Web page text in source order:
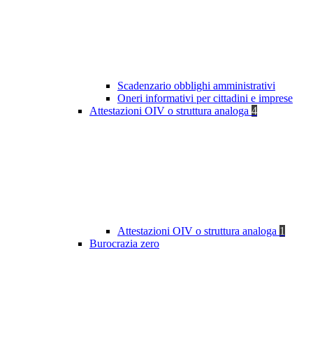
Scadenzario obblighi amministrativi
Oneri informativi per cittadini e imprese
Attestazioni OIV o struttura analoga 4
Attestazioni OIV o struttura analoga 1
Burocrazia zero